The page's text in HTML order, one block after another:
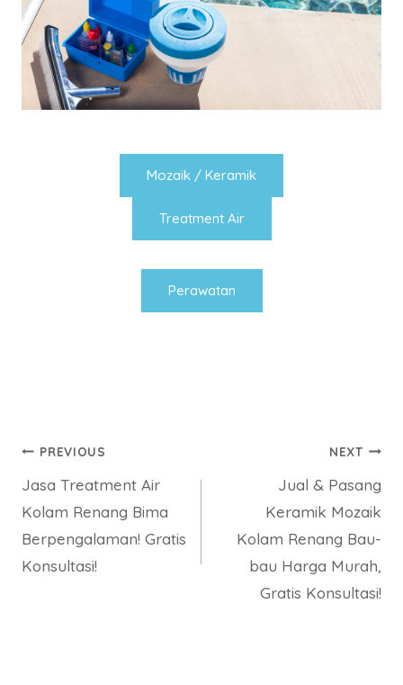
Mozaik / Keramik
Treatment Air
Perawatan
Post
navigation
PREVIOUS
Jasa Treatment Air
Kolam Renang Bima
Berpengalaman! Gratis
Konsultasi!
NEXT
Jual & Pasang
Keramik Mozaik
Kolam Renang Bau-
bau Harga Murah,
Gratis Konsultasi!